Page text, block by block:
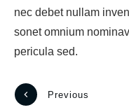
nec debet nullam
sonet omnium
pericula sed.
Previous